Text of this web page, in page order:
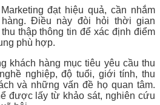
đạt hiệu quả, cần nhắm
Điều này đòi hỏi thời gian
thập thông tin để xác định điểm
phù hợp.
khách hàng mục tiêu yêu cầu thu
nghiệp, độ tuổi, giới tính, thu
và những vấn đề họ quan tâm.
được lấy từ khảo sát, nghiên cứu